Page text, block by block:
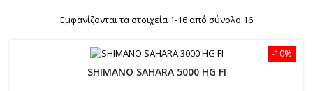
Εμφανίζονται τα στοιχεία 1-16 από σύνολο 16
-10%
SHIMANO SAHARA 5000 HG FI